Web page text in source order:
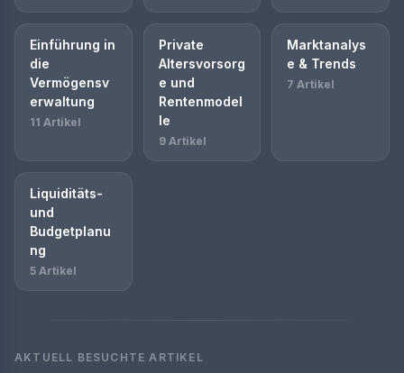
Einführung in
die
Vermögensv
erwaltung
11 Artikel
Private
Altersvorsorg
e und
Rentenmodel
le
9 Artikel
Marktanalys
e & Trends
7 Artikel
Liquiditäts-
und
Budgetplanu
ng
5 Artikel
AKTUELL BESUCHTE ARTIKEL